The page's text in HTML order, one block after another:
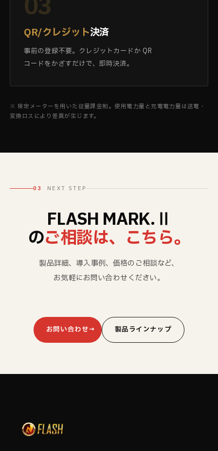
QR/クレジット決済
事前の登録不要。クレジットカードか QR
コードをかざすだけで、即時決済。
※ 検定メーターを用いた従量課金制。使用電力量と充電電力量は送電・
変換ロスにより差異が生じます。
03 NEXT STEP
FLASH MARK.Ⅱ
のご相談は、こちら。
製品詳細、導入事例、価格のご相談など、
お気軽にお問い合わせください。
お問い合わせ 製品ラインナップ